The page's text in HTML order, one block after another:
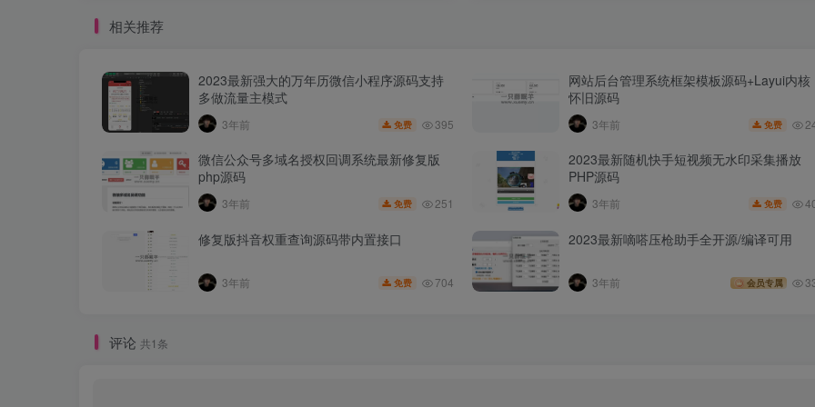
相关推荐
2023最新强大的万年历微信小程序源码支持
多做流量主模式
3年前 免费 395
网站后台管理系统框架模板源码+Layui内核
怀旧源码
3年前 免费
微信公众号多域名授权回调系统最新修复版
php源码
3年前 免费 251
2023最新随机快手短视频无水印采集播放
PHP源码
3年前 免费
修复版抖音权重查询源码带内置接口
3年前 免费 704
2023最新嘀嗒压枪助手全开源/编译可用
3年前 会员专属
评论 共1条